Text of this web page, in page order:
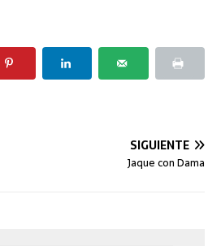
SIGUIENTE
Jaque con Dama